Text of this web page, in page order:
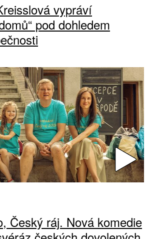
vypráví
pod dohledem
Český ráj. Nová komedie